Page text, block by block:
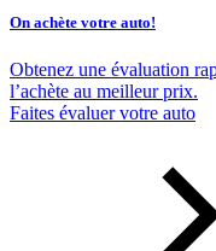
On achète votre auto!
Obtenez une évaluation
l’achète au meilleur prix.
Faites évaluer votre auto